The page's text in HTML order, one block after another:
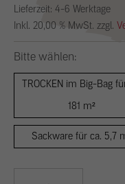
Lieferzeit: 4-6 Werktage
Inkl. 20,00 % MwSt. zzgl.
Bitte wählen:
TROCKEN im Big-Bag
181 m²
Sackware für ca. 5,7